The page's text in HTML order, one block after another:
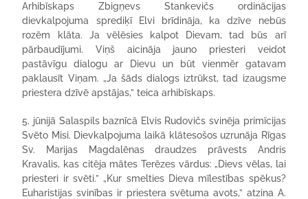
Arhibīskaps Zbigņevs Stankevičs ordinācijas
dievkalpojuma sprediķī Elvi brīdināja, ka dzīve nebūs
rozēm klāta. Ja vēlēsies kalpot Dievam, tad būs arī
pārbaudījumi. Viņš aicināja jauno priesteri veidot
pastāvīgu dialogu ar Dievu un būt vienmēr gatavam
paklausīt Viņam. „Ja šāds dialogs iztrūkst, tad izaugsme
priestera dzīvē apstājas,” teica arhibīskaps.
5. jūnijā Salaspils baznīcā Elvis Rudovičs svinēja primīcijas
Svēto Misi. Dievkalpojuma laikā klātesošos uzrunāja Rīgas
Sv. Marijas Magdalēnas draudzes prāvests Andris
Kravalis, kas citēja mātes Terēzes vārdus: „Dievs vēlas, lai
priesteri ir svēti.” „Kur smelties Dieva mīlestības spēkus?
Euharistijas svinības ir priestera svētuma avots,” atzina A.